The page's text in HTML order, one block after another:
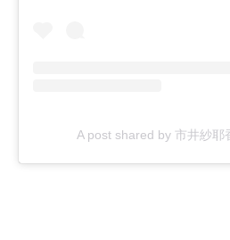
A post shared by 市井紗耶